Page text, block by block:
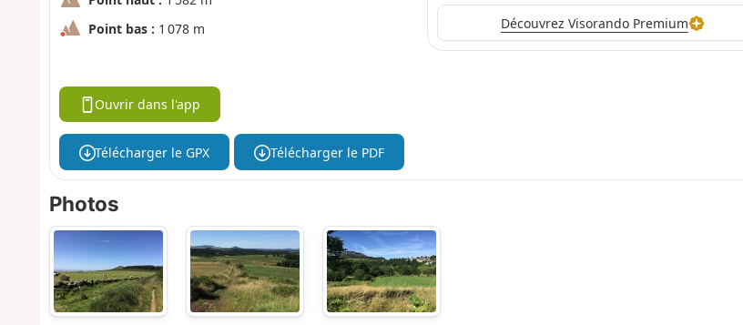
Point bas : 1 078 m Découvrez Visorando Premium
Ouvrir dans l'app
Télécharger le GPX Télécharger le PDF
Photos